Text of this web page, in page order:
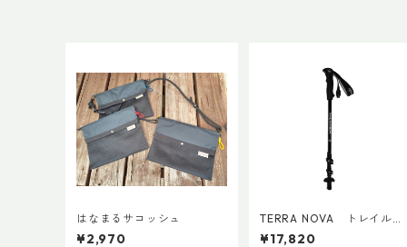
はなまるサコッシュ
¥2,970
TERRA NOVA トレイルカ
ーボンADDカスタム Ver.2
¥17,820